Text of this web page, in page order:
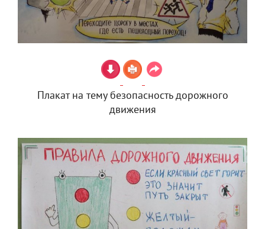
Плакат на тему безопасность дорожного
движения